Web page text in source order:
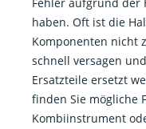
haben. Oft ist die
Komponenten nicht
schnell versagen
Ersatzteile ersetzt
finden Sie mögliche
Kombiinstrument